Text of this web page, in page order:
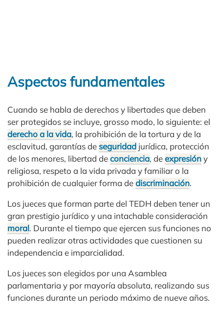
Aspectos fundamentales
Cuando se habla de derechos y libertades que deben
ser protegidos se incluye, grosso modo, lo siguiente: el
derecho a la vida, la prohibición de la tortura y de la
esclavitud, garantías de seguridad jurídica, protección
de los menores, libertad deconciencia, deexpresióny
religiosa, respeto a la vida privada y familiar o la
prohibición de cualquier forma dediscriminación.
Los jueces que forman parte del TEDH deben tener un
gran prestigio jurídico y una intachable consideración
moral. Durante el tiempo que ejercen sus funciones no
pueden realizar otras actividades que cuestionen su
independencia e imparcialidad.
Los jueces son elegidos por una Asamblea
parlamentaria y por mayoría absoluta, realizando sus
funciones durante un periodo máximo de nueve años.